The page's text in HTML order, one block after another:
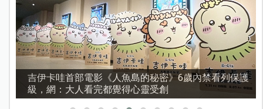
吉伊卡哇首部電影《人魚島的秘密》6歲內禁看列保護
級，網：大人看完都覺得心靈受創